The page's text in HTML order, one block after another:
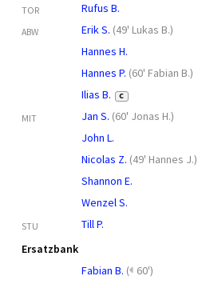
TOR Rufus B.
ABW Erik S. (49' Lukas B.)
Hannes H.
Hannes P. (60' Fabian B.)
Ilias B.
C
MIT Jan S. (60' Jonas H.)
John L.
Nicolas Z. (49' Hannes J.)
Shannon E.
Wenzel S.
STU
Till P.
Ersatzbank
Fabian B. ( 60')